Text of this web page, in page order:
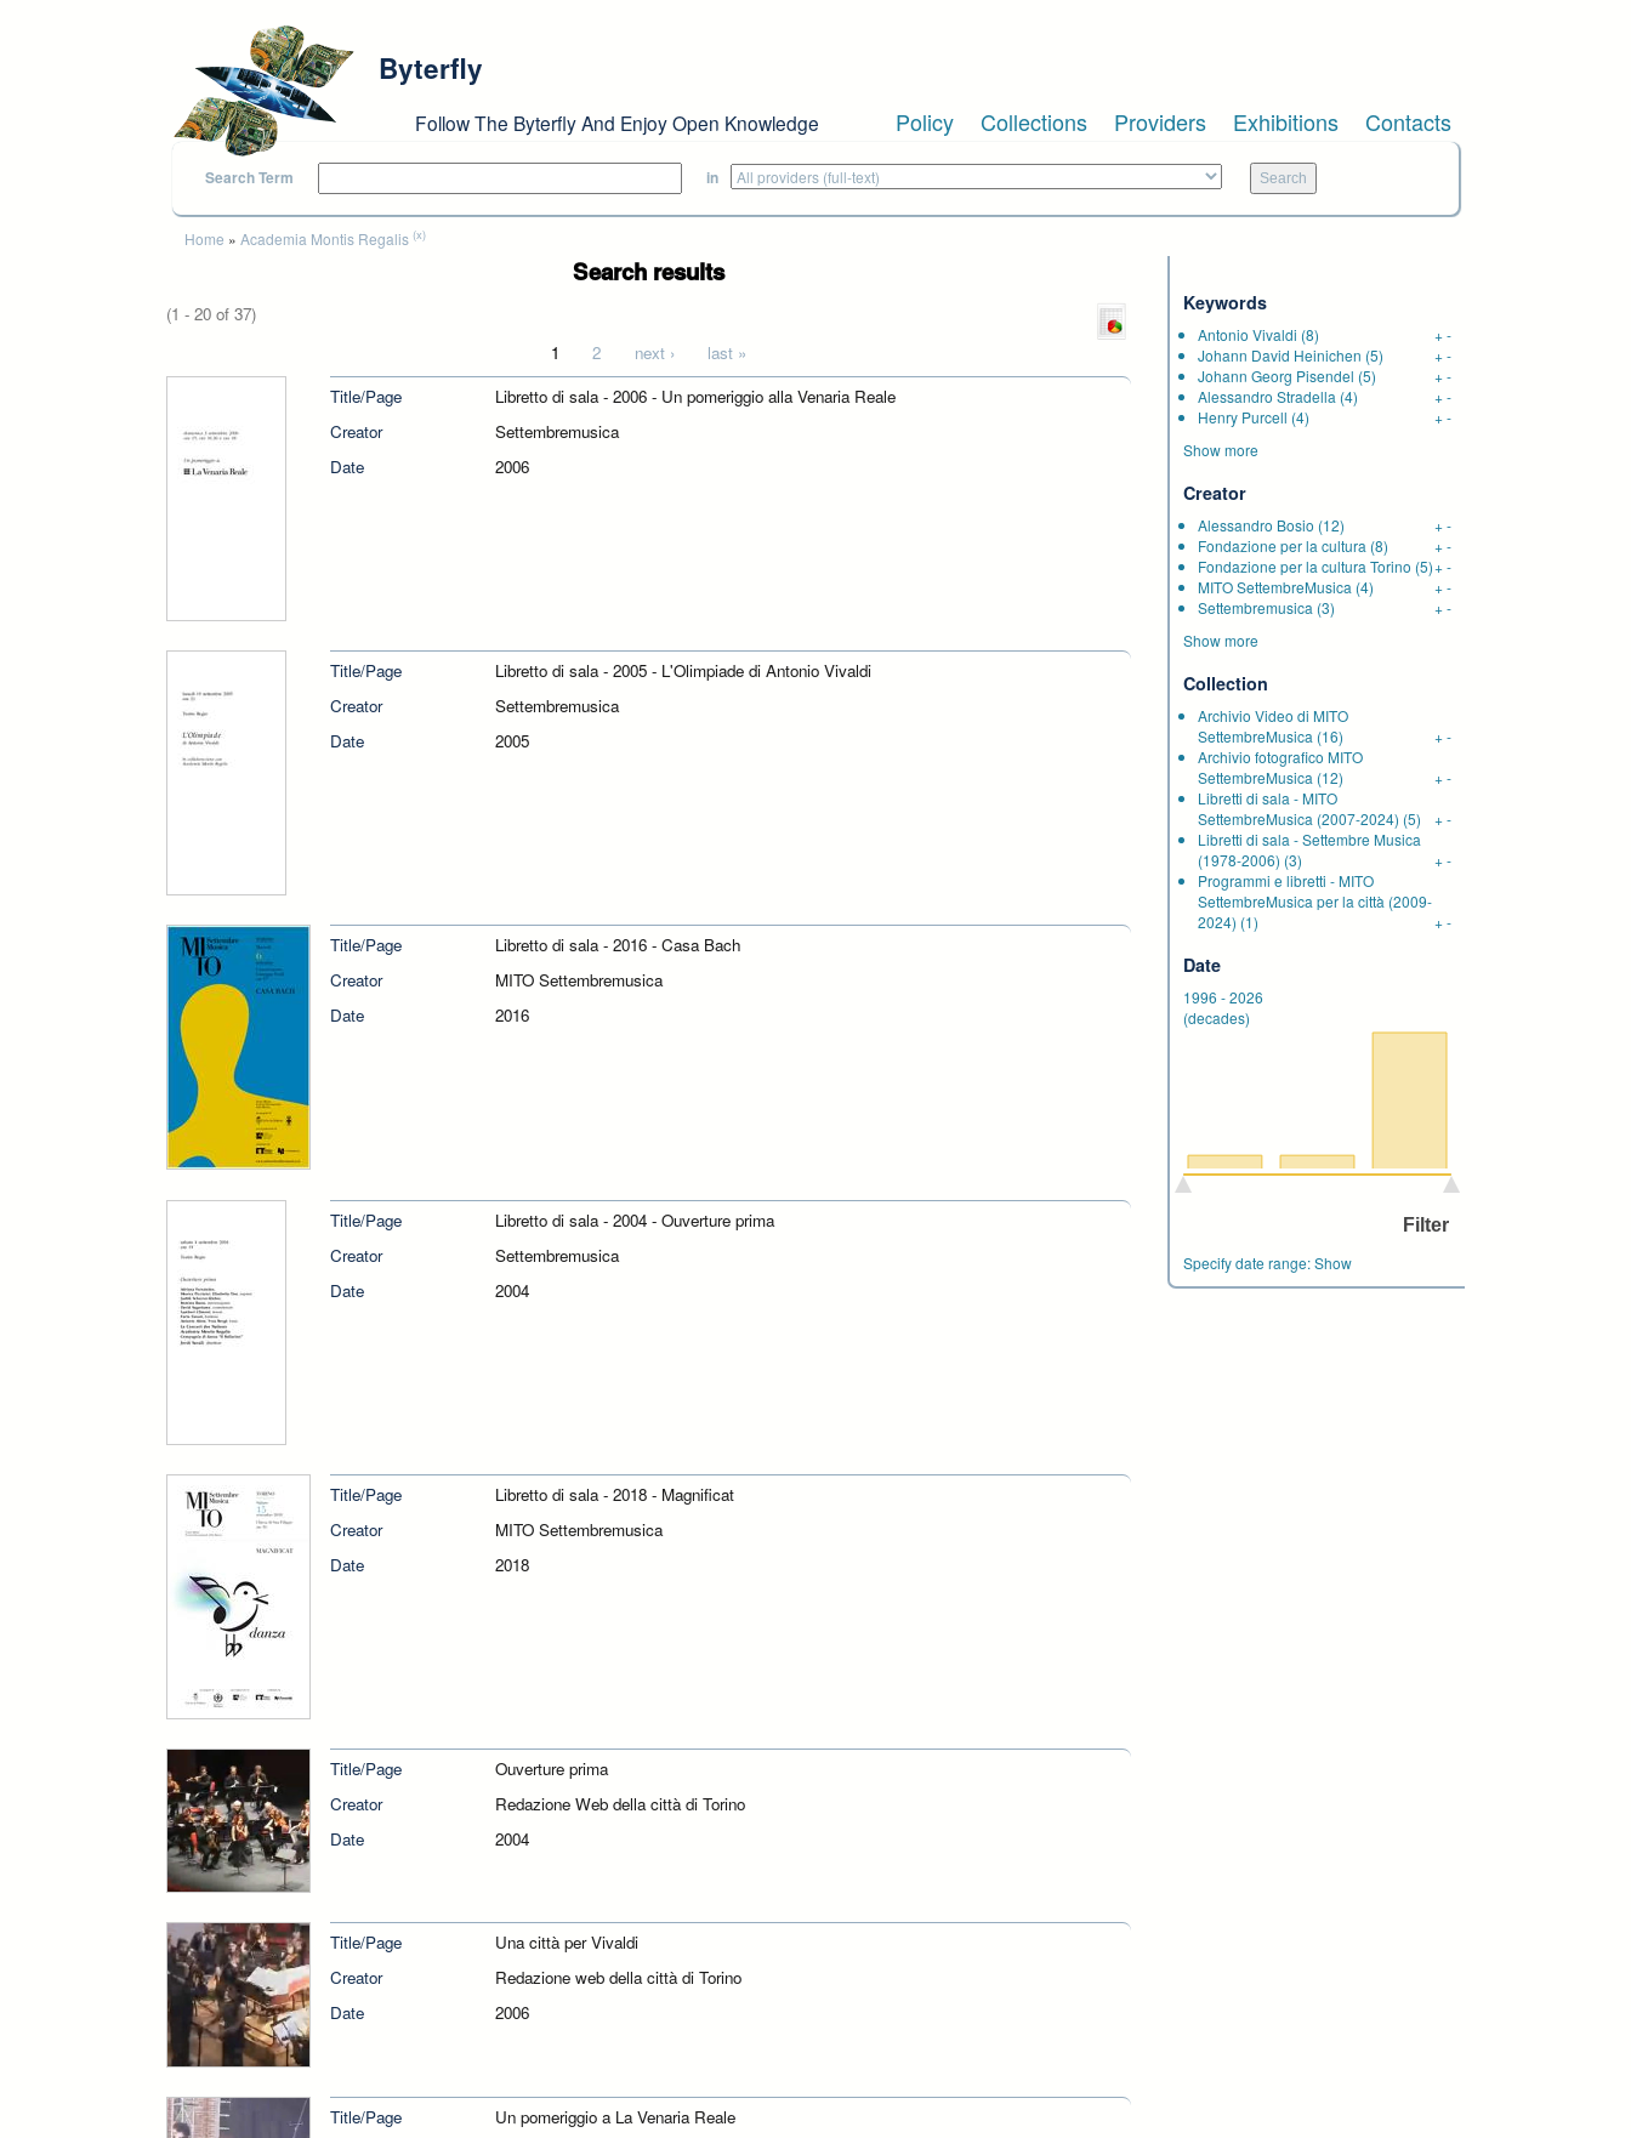
Byterfly
Follow The Byterfly And Enjoy Open Knowledge Policy Collections Providers Exhibitions Contacts
Search Term in
You are here
Home » Academia Montis Regalis (x)
Search results
(1 - 20 of 37)
1 2 next ›
last »
Title/Page
Libretto di sala - 2006 - Un pomeriggio alla Venaria Reale
Creator
Settembremusica
Date
2006
Title/Page
Libretto di sala - 2005 - L'Olimpiade di Antonio Vivaldi
Creator
Settembremusica
Date
2005
Title/Page
Libretto di sala - 2016 - Casa Bach
Creator
MITO Settembremusica
Date
2016
Title/Page
Libretto di sala - 2004 - Ouverture prima
Creator
Settembremusica
Date
2004
Title/Page
Libretto di sala - 2018 - Magnificat
Creator
MITO Settembremusica
Date
2018
Title/Page
Ouverture prima
Creator
Redazione Web della città di Torino
Date
2004
Title/Page
Una città per Vivaldi
Creator
Redazione web della città di Torino
Date
2006
Title/Page
Un pomeriggio a La Venaria Reale
Keywords
Antonio Vivaldi (8) +-
Johann David Heinichen (5) +-
Johann Georg Pisendel (5) +-
Alessandro Stradella (4) +-
Henry Purcell (4) +-
Show more
Creator
Alessandro Bosio (12) +-
Fondazione per la cultura (8) +-
Fondazione per la cultura Torino (5)+-
MITO SettembreMusica (4) +-
Settembremusica (3) +-
Show more
Collection
Archivio Video di MITO
SettembreMusica (16) +-
Archivio fotografico MITO
SettembreMusica (12) +-
Libretti di sala - MITO
SettembreMusica (2007-2024) (5) +-
Libretti di sala - Settembre Musica
(1978-2006) (3) +-
Programmi e libretti - MITO
SettembreMusica per la città (2009-
2024) (1) +-
Date
1996 -2026
(decades)
Specify date range:Show